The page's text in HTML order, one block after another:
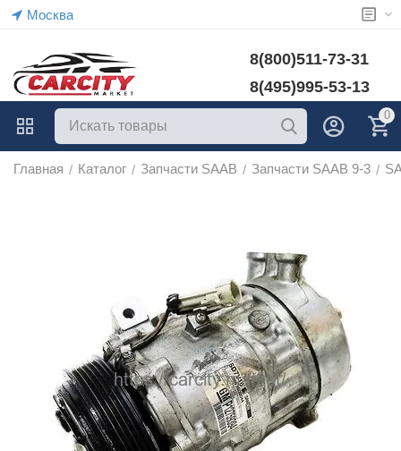
Москва
8(800)511-73-31
8(495)995-53-13
0
Главная / Каталог / Запчасти SAAB / Запчасти SAAB 9-3 /